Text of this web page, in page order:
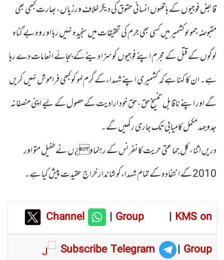
قابض فوجیوں کے ہاتھوں انسانی حقوق کی دیگر خلاف ورزیاں، بھارت کبھی بھی
مقبوضہ جموںوکشمیر میں کسی بھی جرم کی تحقیقات میں سنجیدہ نہیں رہا اور وہ بے گناہ
لوگوں کے قتل کے مجرم اپنے فوجیوں کو سزا دینے کے بجائے انعامات دے رہا
ہے۔ ان کا کہنا ہے کہ کشمیری اپنے شہداءکے گرم لہو کو کبھی فراموش نہیں کریں
گے اور اپنے ناقابل تنسیخ حق، حق خود ارادیت کے حصول کے لیے اپنی منصفانہ
جدوجہد مکمل کامیابی تک جاری رکھیں گے۔
دریں اثنا، کل جماعتی حریت کانفرنس کے رہنماو¿ں نے طفیل متو اور
2010 کے انتفادہ کے تمام شہداءکو شاندار خراج عقیدت پیش کیا ہے۔
Channel |Group | KMS on
Subscribe Telegram
| Group